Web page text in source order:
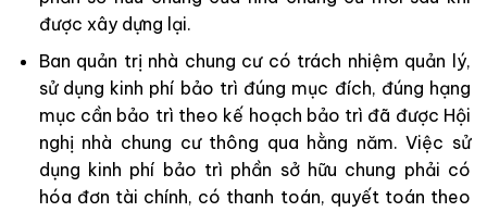
được xây dựng lại.
Ban quản trị nhà chung cư có trách nhiệm quản lý,
sử dụng kinh phí bảo trì đúng mục đích, đúng hạng
mục cần bảo trì theo kế hoạch bảo trì đã được Hội
nghị nhà chung cư thông qua hằng năm. Việc sử
dụng kinh phí bảo trì phần sở hữu chung phải có
hóa đơn tài chính, có thanh toán, quyết toán theo